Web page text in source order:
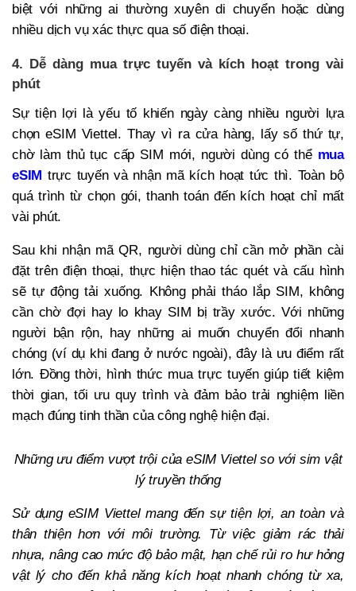
biệt với những ai thường xuyên di chuyển hoặc dùng
nhiều dịch vụ xác thực qua số điện thoại.
4. Dễ dàng mua trực tuyến và kích hoạt trong vài
phút
Sự tiện lợi là yếu tố khiến ngày càng nhiều người lựa
chọn eSIM Viettel. Thay vì ra cửa hàng, lấy số thứ tự,
chờ làm thủ tục cấp SIM mới, người dùng có thể mua
eSIM trực tuyến và nhận mã kích hoạt tức thì. Toàn bộ
quá trình từ chọn gói, thanh toán đến kích hoạt chỉ mất
vài phút.
Sau khi nhận mã QR, người dùng chỉ cần mở phần cài
đặt trên điện thoại, thực hiện thao tác quét và cấu hình
sẽ tự động tải xuống. Không phải tháo lắp SIM, không
cần chờ đợi hay lo khay SIM bị trầy xước. Với những
người bận rộn, hay những ai muốn chuyển đổi nhanh
chóng (ví dụ khi đang ở nước ngoài), đây là ưu điểm rất
lớn. Đồng thời, hình thức mua trực tuyến giúp tiết kiệm
thời gian, tối ưu quy trình và đảm bảo trải nghiệm liền
mạch đúng tinh thần của công nghệ hiện đại.
Những ưu điểm vượt trội của eSIM Viettel so với sim vật
lý truyền thống
Sử dụng eSIM Viettel mang đến sự tiện lợi, an toàn và
thân thiện hơn với môi trường. Từ việc giảm rác thải
nhựa, nâng cao mức độ bảo mật, hạn chế rủi ro hư hỏng
vật lý cho đến khả năng kích hoạt nhanh chóng từ xa,